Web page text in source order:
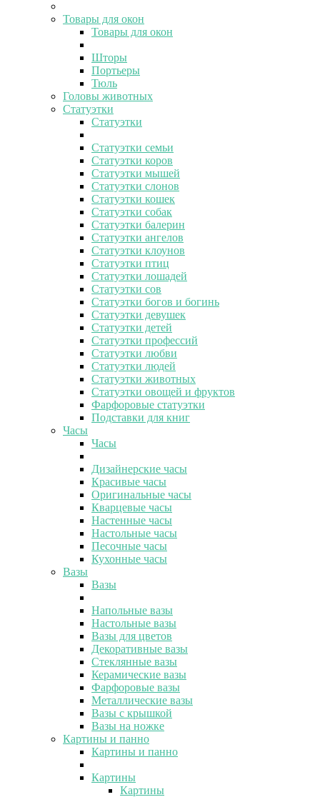
Товары для окон
Товары для окон
Шторы
Портьеры
Тюль
Головы животных
Статуэтки
Статуэтки
Статуэтки семьи
Статуэтки коров
Статуэтки мышей
Статуэтки слонов
Статуэтки кошек
Статуэтки собак
Статуэтки балерин
Статуэтки ангелов
Статуэтки клоунов
Статуэтки птиц
Статуэтки лошадей
Статуэтки сов
Статуэтки богов и богинь
Статуэтки девушек
Статуэтки детей
Статуэтки профессий
Статуэтки любви
Статуэтки людей
Статуэтки животных
Статуэтки овощей и фруктов
Фарфоровые статуэтки
Подставки для книг
Часы
Часы
Дизайнерские часы
Красивые часы
Оригинальные часы
Кварцевые часы
Настенные часы
Настольные часы
Песочные часы
Кухонные часы
Вазы
Вазы
Напольные вазы
Настольные вазы
Вазы для цветов
Декоративные вазы
Стеклянные вазы
Керамические вазы
Фарфоровые вазы
Металлические вазы
Вазы с крышкой
Вазы на ножке
Картины и панно
Картины и панно
Картины
Картины